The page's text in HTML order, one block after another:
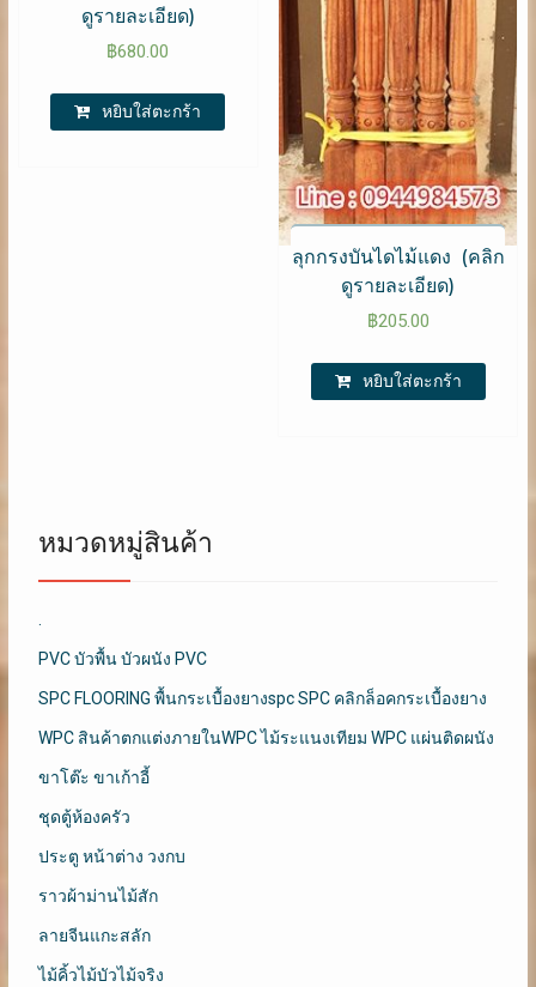
ดูรายละเอียด)
฿680.00
หยิบใส่ตะกร้า
ลุกกรงบันไดไม้แดง (คลิก
ดูรายละเอียด)
฿205.00
หยิบใส่ตะกร้า
หมวดหมู่สินค้า
.
PVC บัวพื้น บัวผนัง PVC
SPC FLOORING พื้นกระเบื้องยางspc SPC คลิกล็อคกระเบื้องยาง
WPC สินค้าตกแต่งภายในWPC ไม้ระแนงเทียม WPC แผ่นติดผนัง
ขาโต๊ะ ขาเก้าอี้
ชุดตู้ห้องครัว
ประตู หน้าต่าง วงกบ
ราวผ้าม่านไม้สัก
ลายจีนแกะสลัก
ไม้คิ้วไม้บัวไม้จริง